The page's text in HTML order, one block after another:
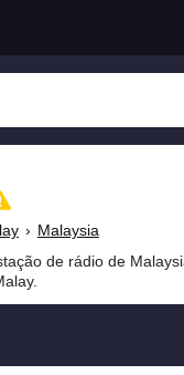
› Malaysia
de rádio de